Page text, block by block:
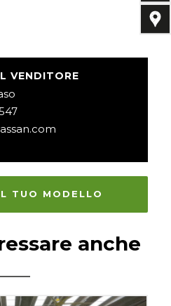
VENDITORE
TUO MODELLO
anche